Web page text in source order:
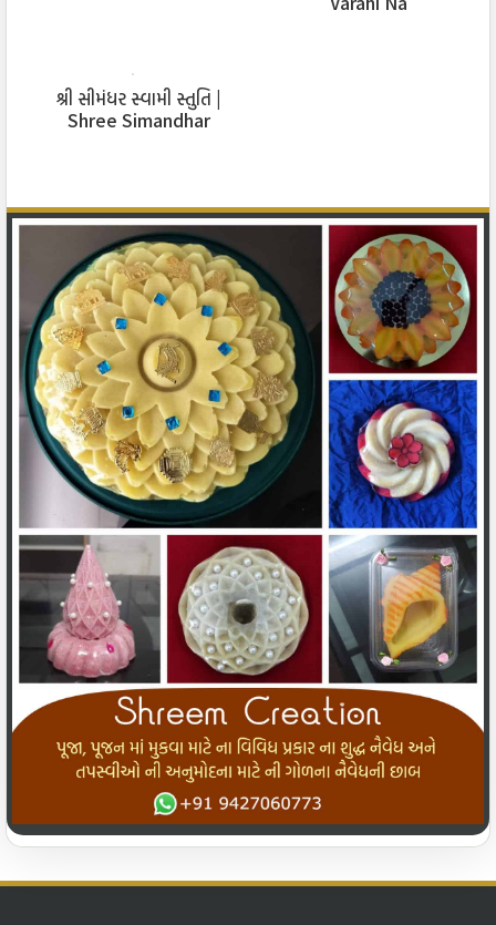
हुं क्यांथी आव्यो क्यां जवानो, तेनी पण मने खबर
शुं थशे प्रभु माहरुं, मानवभव चूक्यो सही
શ્રી સીમંધર સ્વામી સ્તુતિ |
Shree Simandhar